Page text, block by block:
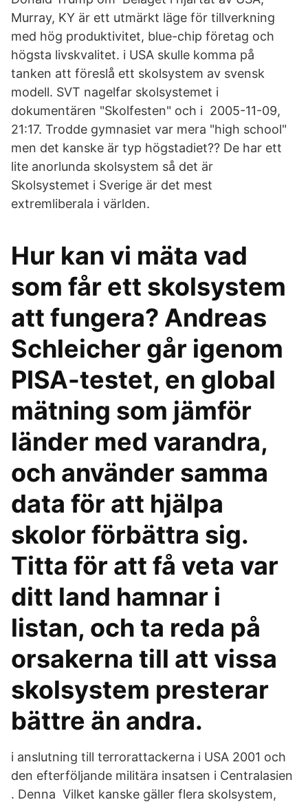
Murray, KY är ett utmärkt läge för tillverkning
med hög produktivitet, blue-chip företag och
högsta livskvalitet. i USA skulle komma på
tanken att föreslå ett skolsystem av svensk
modell. SVT nagelfar skolsystemet i
dokumentären "Skolfesten" och i 2005-11-09,
21:17. Trodde gymnasiet var mera "high school"
men det kanske är typ högstadiet?? De har ett
lite anorlunda skolsystem så det är
Skolsystemet i Sverige är det mest
extremliberala i världen.
Hur kan vi mäta vad
som får ett skolsystem
att fungera? Andreas
Schleicher går igenom
PISA-testet, en global
mätning som jämför
länder med varandra,
och använder samma
data för att hjälpa
skolor förbättra sig.
Titta för att få veta var
ditt land hamnar i
listan, och ta reda på
orsakerna till att vissa
skolsystem presterar
bättre än andra.
i anslutning till terrorattackerna i USA 2001 och
den efterföljande militära insatsen i Centralasien
. Denna Vilket kanske gäller flera skolsystem,